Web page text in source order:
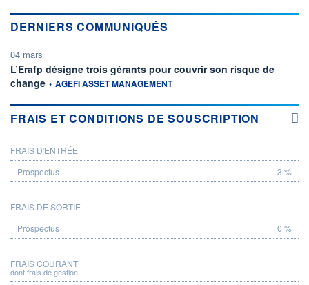
DERNIERS COMMUNIQUÉS
04 mars
L’Erafp désigne trois gérants pour couvrir son risque de
change information fournie par
• AGEFI ASSET MANAGEMENT
FRAIS ET CONDITIONS DE SOUSCRIPTION
PROSPECTUS
FRAIS D'ENTRÉE
3 %
FRAIS DE SORTIE
0 %
FRAIS COURANT
dont frais de gestion